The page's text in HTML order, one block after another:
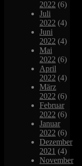
2022 (6)
Juli
2022 (4)
Juni
2022 (4)
Mai
2022 (6)
April
2022 (4)
März
2022 (6)
Februar
2022 (6)
Januar
2022 (6)
Dezember
2021 (4)
November